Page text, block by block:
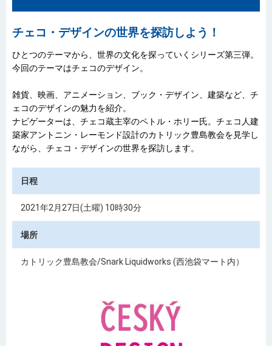
チェコ・デザインの世界を探訪しよう！
ひとつのテーマから、世界の文化を探っていくシリーズ第三弾。
今回のテーマはチェコのデザイン。
雑貨、映画、アニメーション、ブック・デザイン、建築など、チ
ェコのデザインの魅力を紹介。
ナビゲーターは、チェコ蔵主宰のペトル・ホリー氏。チェコ人建
築家アントニン・レーモンド設計のカトリック豊島教会を見学し
ながら、チェコ・デザインの世界を探訪します。
日程
2021年2月27日(土曜) 10時30分
場所
カトリック豊島教会/Snark Liquidworks (西池袋マート内）